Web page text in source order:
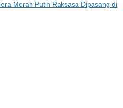
Merah Putih Raksasa Dipasang di